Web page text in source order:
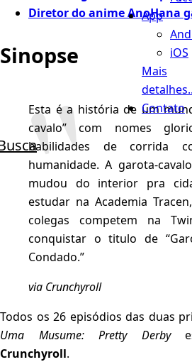
App
iOS
Mais
Contato
Diretor do anime AnoHana
Sinopse
Esta é a história de um
cavalo” com nomes
habilidades de corrida
humanidade. A garota-
mudou do interior pra
estudar na Academia
colegas competem na
conquistar o titulo de
Condado.”
via Crunchyroll
Todos os 26 episódios das duas
Uma Musume: Pretty Derby
Crunchyroll.